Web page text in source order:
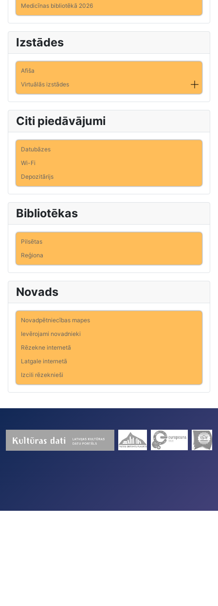
Medicīnas bibliotēkā 2026
Izstādes
Afiša
Virtuālās izstādes
Citi piedāvājumi
Datubāzes
Wi-Fi
Depozitārijs
Bibliotēkas
Pilsētas
Reģiona
Novads
Novadpētniecības mapes
Ievērojami novadnieki
Rēzekne internetā
Latgale internetā
Izcili rēzeknieši